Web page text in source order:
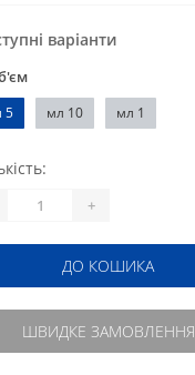
варіанти
5 мл 10 мл 1
+
ДО КОШИКА
ШВИДКЕ ЗАМОВЛЕННЯ